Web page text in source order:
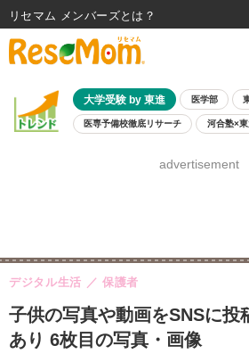
大学受験 by 東進 医学部
医専予備校徹底リサーチ 河合塾×
8月開催学校説明会・相談会
advertisement
子供の写真や動画をSNSに投
あり 6枚目の写真・画像
デジタル生活 保護者
リセマム メンバーズ